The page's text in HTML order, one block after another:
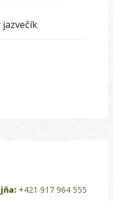
+421 917 964 555